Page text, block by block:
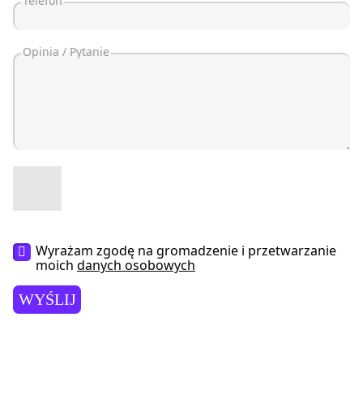
Wyrażam zgodę na gromadzenie i przetwarzanie
moich danych osobowych
WYŚLIJ